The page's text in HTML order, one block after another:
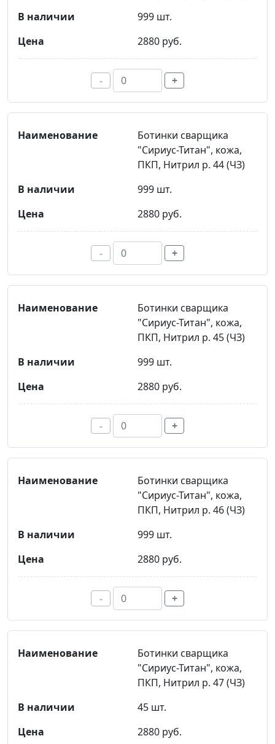
999 шт.
2880 руб.
- +
Ботинки сварщика
"Сириус-Титан", кожа,
ПКП, Нитрил р. 44 (ЧЗ)
999 шт.
2880 руб.
- +
Ботинки сварщика
"Сириус-Титан", кожа,
ПКП, Нитрил р. 45 (ЧЗ)
999 шт.
2880 руб.
- +
Ботинки сварщика
"Сириус-Титан", кожа,
ПКП, Нитрил р. 46 (ЧЗ)
999 шт.
2880 руб.
- +
Ботинки сварщика
"Сириус-Титан", кожа,
ПКП, Нитрил р. 47 (ЧЗ)
45 шт.
2880 руб.